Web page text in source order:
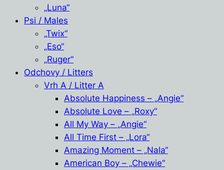
„Luna“
Psi / Males
„Twix“
„Eso“
„Ruger“
Odchovy / Litters
Vrh A / Litter A
Absolute Happiness – „Angie“
Absolute Love – „Roxy“
All My Way – „Angie“
All Time First – „Lora“
Amazing Moment – „Nala“
American Boy – „Chewie“